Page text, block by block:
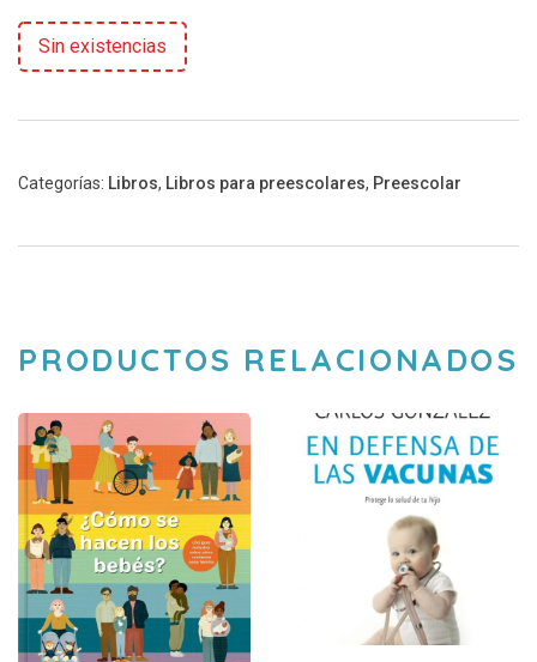
Sin existencias
Categorías: Libros, Libros para preescolares, Preescolar
PRODUCTOS RELACIONADOS